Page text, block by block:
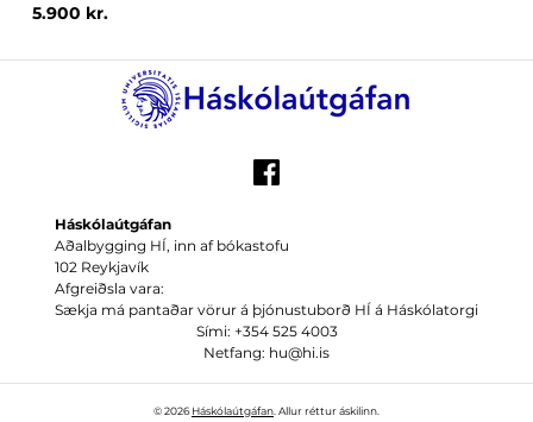
5.900 kr.
Háskólaútgáfan
Aðalbygging HÍ, inn af bókastofu
102 Reykjavík
Afgreiðsla vara:
Sækja má pantaðar vörur á þjónustuborð HÍ á Háskólatorgi
Sími: +354 525 4003
Netfang: hu@hi.is
© 2026Háskólaútgáfan . Allur réttur áskilinn.